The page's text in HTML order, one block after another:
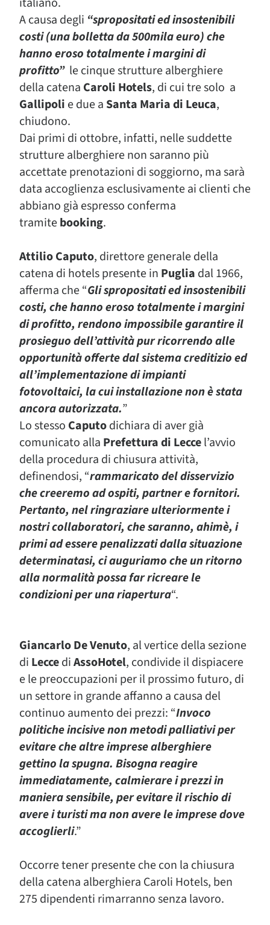
A causa degli “spropositati ed insostenibili
costi (una bolletta da 500mila euro) che
hanno eroso totalmente i margini di
profitto”le cinque strutture alberghiere
della catena Caroli Hotels, di cui tre solo a
Gallipoli e due a Santa Maria di Leuca,
chiudono.
Dai primi di ottobre, infatti, nelle suddette
strutture alberghiere non saranno più
accettate prenotazioni di soggiorno, ma sarà
data accoglienza esclusivamente ai clienti che
abbiano già espresso conferma
tramitebooking.
Attilio Caputo, direttore generale della
catena di hotels presente in Puglia dal 1966,
afferma che “Gli spropositati ed insostenibili
costi, che hanno eroso totalmente i margini
di profitto, rendono impossibile garantire il
prosieguo dell’attività pur ricorrendo alle
opportunità offerte dal sistema creditizio ed
all’implementazione di impianti
fotovoltaici, la cui installazione non è stata
ancora autorizzata.”
Lo stesso Caputodichiara di aver già
comunicato alla Prefettura di Leccel’avvio
della procedura di chiusura attività,
definendosi, “rammaricato del disservizio
che creeremo ad ospiti, partner e fornitori.
Pertanto, nel ringraziare ulteriormente i
nostri collaboratori, che saranno, ahimè, i
primi ad essere penalizzati dalla situazione
determinatasi, ci auguriamo che un ritorno
alla normalità possa far ricreare le
condizioni per una riapertura“.
Giancarlo De Venuto, al vertice della sezione
di LeccediAssoHotel, condivide il dispiacere
e le preoccupazioni per il prossimo futuro, di
un settore in grande affanno a causa del
continuo aumento dei prezzi: “Invoco
politiche incisive non metodi palliativi per
evitare che altre imprese alberghiere
gettino la spugna. Bisogna reagire
immediatamente, calmierare i prezzi in
maniera sensibile, per evitare il rischio di
avere i turisti ma non avere le imprese dove
accoglierli.”
Occorre tener presente che con la chiusura
della catena alberghiera Caroli Hotels, ben
275 dipendenti rimarranno senza lavoro.